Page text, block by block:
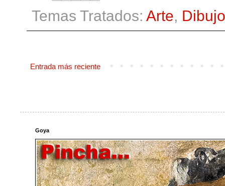
Temas Tratados: Arte, Dibujo
Entrada más reciente
Goya